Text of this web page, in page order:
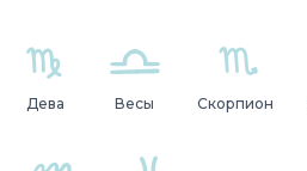
Дева Весы Скорпион